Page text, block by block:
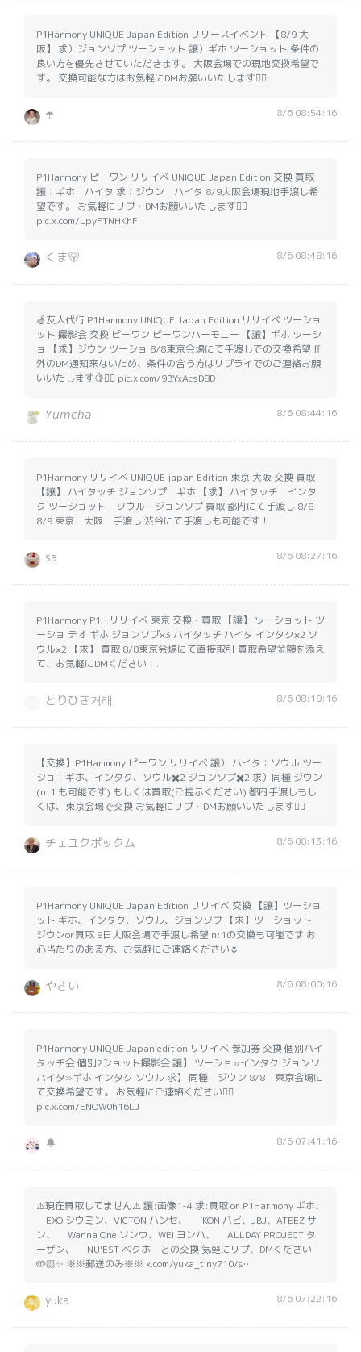
P1Harmony UNIQUE Japan Edition リリースイベント 【8/9 大
阪】 求）ジョンソプ ツーショット 譲）ギホ ツーショット 条件の
良い方を優先させていただきます。 大阪会場での現地交換希望で
す。 交換可能な方はお気軽にDMお願いいたします🙇‍♀️
☂️ 8/6 08:54:16
P1Harmony ピーワン リリイベ UNIQUE Japan Edition 交換 買取
譲：ギホ ハイタ 求：ジウン ハイタ 8/9大阪会場現地手渡し希
望です。 お気軽にリプ・DMお願いいたします🙇‍♀️
pic.x.com/LpyFTNHKhF
くま🐻 8/6 08:48:16
🍏友人代行 P1Harmony UNIQUE Japan Edition リリイベ ツーショ
ット 撮影会 交換 ピーワン ピーワンハーモニー 【譲】ギホ ツーシ
ョ 【求】ジウン ツーショ 8/8東京会場にて手渡しでの交換希望 ff
外のDM通知来ないため、条件の合う方はリプライでのご連絡お願
いいたします🍋🙇‍♀️ pic.x.com/9BYxAcsD8D
𝘠𝘶𝘮𝘤𝘩𝘢 8/6 08:44:16
P1Harmony リリイベ UNIQUE japan Edition 東京 大阪 交換 買取
【譲】 ハイタッチ ジョンソプ ギホ 【求】 ハイタッチ インタ
ク ツーショット ソウル ジョンソプ 買取 都内にて手渡し 8/8
8/9 東京 大阪 手渡し 渋谷にて手渡しも可能です！
sa 8/6 08:27:16
P1Harmony P1H リリイベ 東京 交換・買取 【譲】 ツーショット ツ
ーショ テオ ギホ ジョンソプ×3 ハイタッチ ハイタ インタク×2 ソ
ウル×2 【求】 買取 8/8東京会場にて直接取引 買取希望金額を添え
て、お気軽にDMください！.
とりひき거래 8/6 08:19:16
【交換】P1Harmony ピーワン リリイベ 譲） ハイタ：ソウル ツー
ショ：ギホ、インタク、ソウル✖️2 ジョンソプ✖️2 求）同種 ジウン
(n:1 も可能です) もしくは買取(ご提示ください) 都内手渡しもし
くは、東京会場で交換 お気軽にリプ・DMお願いいたします🙇‍♂️
チェユクポックム 8/6 08:13:16
P1Harmony UNIQUE Japan Edition リリイベ 交換 【譲】ツーショ
ット ギホ、インタク、ソウル、ジョンソプ 【求】ツーショット
ジウンor買取 9日大阪会場で手渡し希望 n:1の交換も可能です お
心当たりのある方、お気軽にご連絡ください🌷
やさい 8/6 08:00:16
P1Harmony UNIQUE Japan edition リリイベ 参加券 交換 個別ハイ
タッチ会 個別2ショット撮影会 譲】 ツーショ»インタク ジョンソ
ハイタ»ギホ インタク ソウル 求】 同種 ジウン 8/8 東京会場に
て交換希望です。 お気軽にご連絡ください🙇‍♀️
pic.x.com/ENOW0h16LJ
🔔 8/6 07:41:16
⚠️現在買取してません⚠️ 譲:画像1-4 求:買取 or P1Harmony ギホ、
EXO シウミン、VICTON ハンセ、 iKON バビ、JBJ、ATEEZ サ
ン、 Wanna One ソンウ、WEi ヨンハ、 ALLDAY PROJECT タ
ーザン、 NU'EST ベクホ との交換 気軽にリプ、DMください
🤲🏻✨ ※※郵送のみ※※ x.com/yuka_tiny710/s…
yuka 8/6 07:22:16